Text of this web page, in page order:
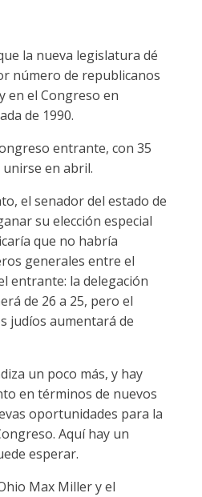
la nueva legislatura dé
número de republicanos
en el Congreso en
de 1990.
entrante, con 35
en abril.
el senador del estado de
su elección especial
que no habría
generales entre el
entrante: la delegación
de 26 a 25, pero el
judíos aumentará de
un poco más, y hay
en términos de nuevos
oportunidades para la
Aquí hay un
esperar.
Max Miller y el